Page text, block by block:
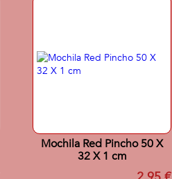
Mochila Red Pincho 50 X
32 X 1 cm